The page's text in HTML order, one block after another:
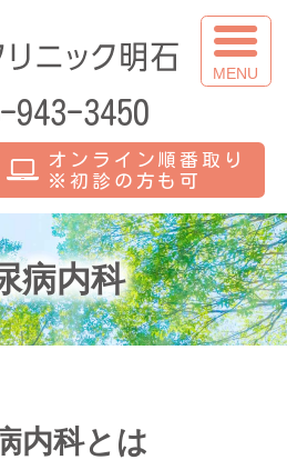
みんなのクリ
943-3450
オンライン順番取り
※初診の方も可
病内科
内科とは